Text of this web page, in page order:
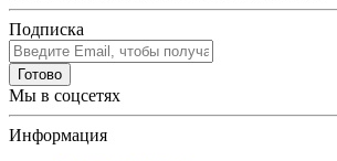
Подписка
Готово
Мы в соцсетях
Информация